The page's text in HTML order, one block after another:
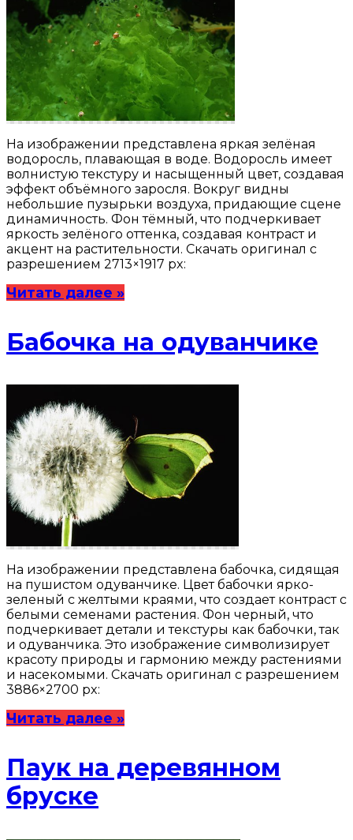
На изображении представлена яркая зелёная
водоросль, плавающая в воде. Водоросль имеет
волнистую текстуру и насыщенный цвет, создавая
эффект объёмного заросля. Вокруг видны
небольшие пузырьки воздуха, придающие сцене
динамичность. Фон тёмный, что подчеркивает
яркость зелёного оттенка, создавая контраст и
акцент на растительности. Скачать оригинал с
разрешением 2713×1917 px:
Читать далее »
Бабочка на одуванчике
На изображении представлена бабочка, сидящая
на пушистом одуванчике. Цвет бабочки ярко-
зеленый с желтыми краями, что создает контраст с
белыми семенами растения. Фон черный, что
подчеркивает детали и текстуры как бабочки, так
и одуванчика. Это изображение символизирует
красоту природы и гармонию между растениями
и насекомыми. Скачать оригинал с разрешением
3886×2700 px:
Читать далее »
Паук на деревянном
бруске